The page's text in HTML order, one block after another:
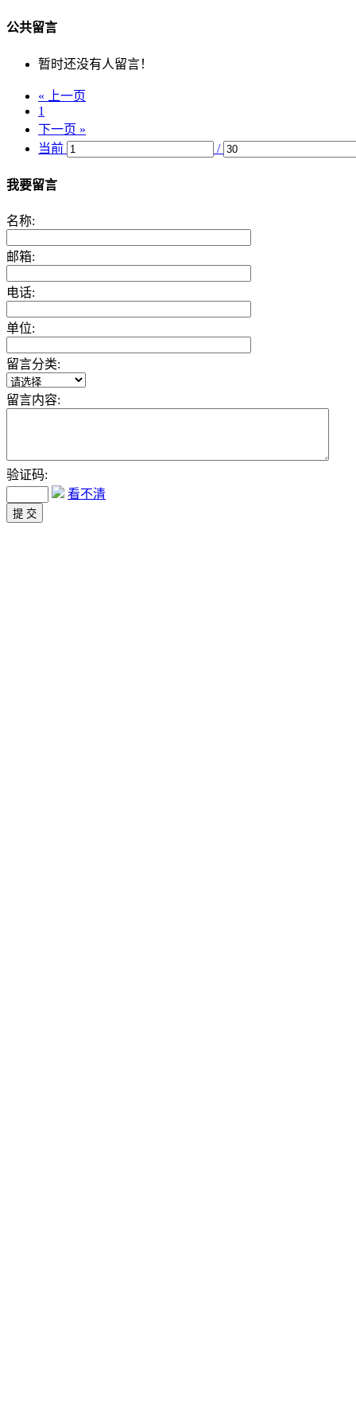
公共留言
暂时还没有人留言！
« 上一页
1
下一页 »
当前
/
我要留言
名称:
邮箱:
电话:
单位:
留言分类:
留言内容:
验证码:
看不清